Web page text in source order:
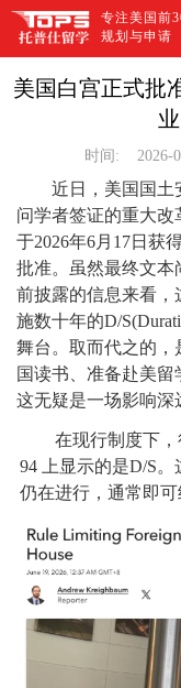
专注美国前
规划与申请
美国白宫正式批
时间: 2026-
近日，美国国土
问学者签证的重大
于2026年6月17日获
批准。虽然最终文本
前披露的信息来看
施数十年的D/
舞台。取而代之的，
国读书、准备赴美留
这无疑是一场影响深
在现行制度下，
94 上显示的是D/S
仍在进行，通常即可